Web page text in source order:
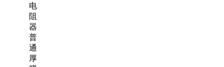
电
阻
器
普
通
厚